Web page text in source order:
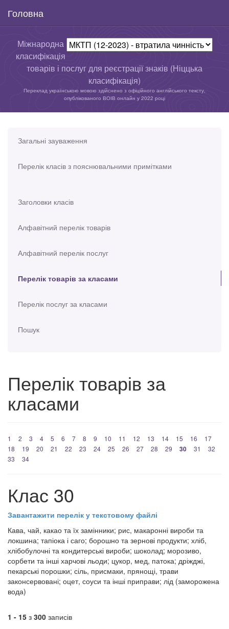
Головна
Міжнародна
класифікація
товарів і послуг для реєстрації знаків (Ніццька
класифікація)
Переклад українською мовою здійснено з офіційного англійського тексту,
опублікованого ВОІВ онлайн у 2022 році
Загальні зауваження
Перелік класів з пояснювальними примітками
Заголовки класів
Алфавітний перелік товарів
Алфавітний перелік послуг
Перелік товарів за класами
Перелік послуг за класами
Пошук
Перелік товарів за
класами
1 2 3 4 5 6 7 8 9 10 11 12 13 14 15 16
17
18
19 20 21 22 23 24 25 26 27 28 29 30 31
32
33
34
Клас 30
Завантажити перелік у текстовому файлі
Кава, чай, какао та їх замінники; рис, макаронні вироби та
локшина; тапіока і саго; борошно та зернові продукти; хліб,
хлібобулочні та кондитерські вироби; шоколад; морозиво,
сорбети та інші харчові льоди; цукор, мед, патока; дріжджі,
пекарські порошки; сіль, присмаки, прянощі, трави
законсервовані; оцет, соуси та інші приправи; лід (заморожена
вода)
1 - 15 з 300 записів